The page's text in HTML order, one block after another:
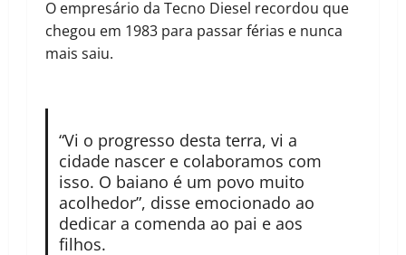
O empresário da Tecno Diesel recordou que
chegou em 1983 para passar férias e nunca
mais saiu.
“Vi o progresso desta terra, vi a
cidade nascer e colaboramos com
isso. O baiano é um povo muito
acolhedor”, disse emocionado ao
dedicar a comenda ao pai e aos
filhos.